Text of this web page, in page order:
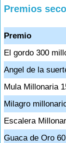
Premios
Premio
El gordo 300
Angel de la
Mula Millonaria
Milagro
Escalera
Guaca de Oro